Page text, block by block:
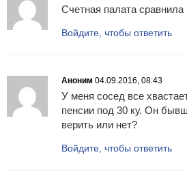
Счетная палата сравнила
Войдите, чтобы ответить
Аноним 04.09.2016, 08:43
У меня сосед все
пенсии под 30 ку. Он
верить или нет?
Войдите, чтобы ответить